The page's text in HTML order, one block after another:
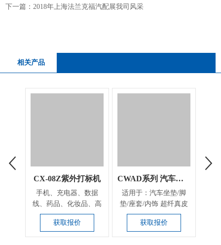
下一篇：2018年上海法兰克福汽配展我司风采
相关产品
CX-08Z紫外打标机
手机、充电器、数据
线、药品、化妆品、高
分子材料的包装瓶表面
打...
获取报价
CWAD系列 汽车行业定制机器
适用于：汽车坐垫/脚
垫/座套/内饰 超纤真皮
座套、封条激光切割
获取报价